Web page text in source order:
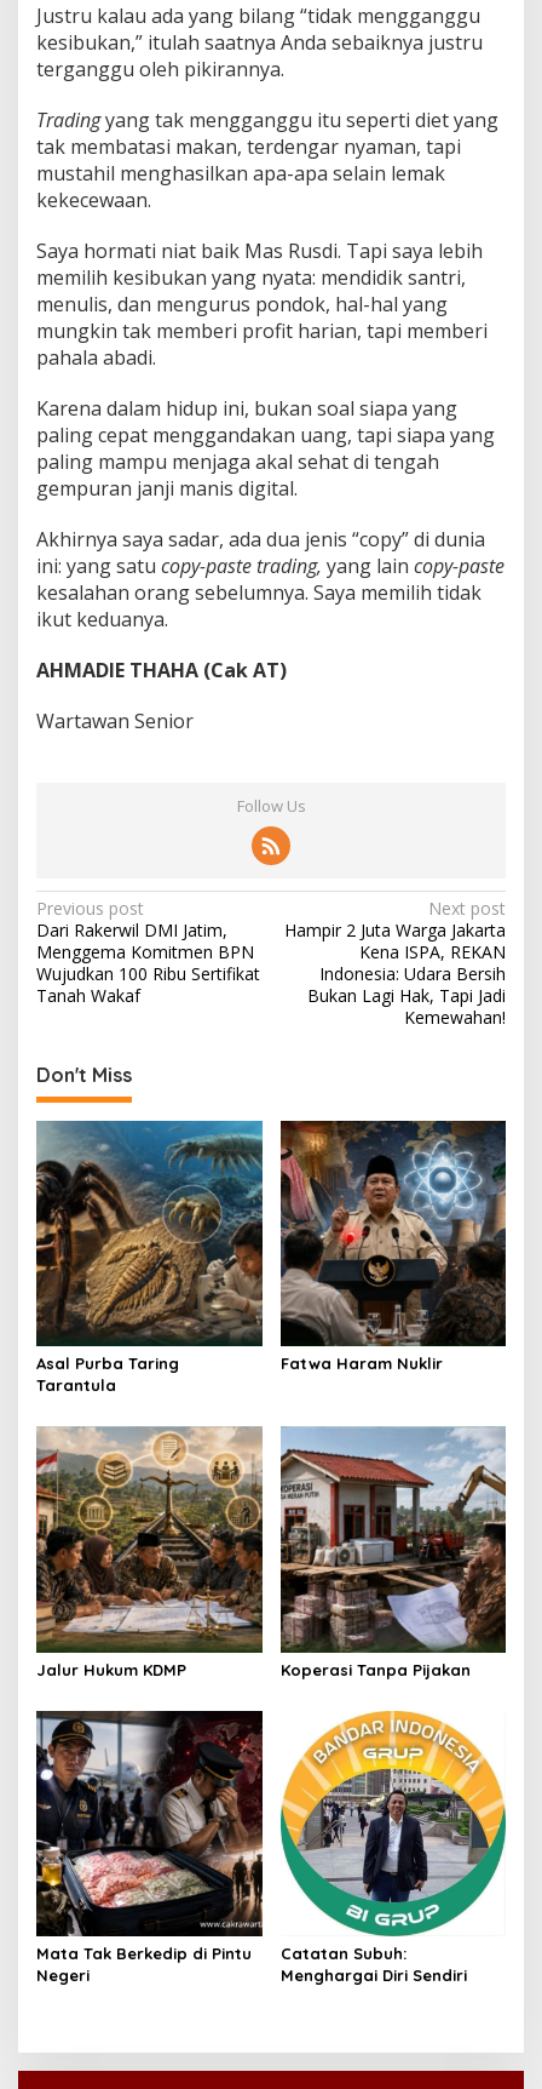
Justru kalau ada yang bilang “tidak mengganggu
kesibukan,” itulah saatnya Anda sebaiknya justru
terganggu oleh pikirannya.
Tradingyang tak mengganggu itu seperti diet yang
tak membatasi makan, terdengar nyaman, tapi
mustahil menghasilkan apa-apa selain lemak
kekecewaan.
Saya hormati niat baik Mas Rusdi. Tapi saya lebih
memilih kesibukan yang nyata: mendidik santri,
menulis, dan mengurus pondok, hal-hal yang
mungkin tak memberi profit harian, tapi memberi
pahala abadi.
Karena dalam hidup ini, bukan soal siapa yang
paling cepat menggandakan uang, tapi siapa yang
paling mampu menjaga akal sehat di tengah
gempuran janji manis digital.
Akhirnya saya sadar, ada dua jenis “copy” di dunia
ini: yang satu copy-paste trading, yang lain copy-paste
kesalahan orang sebelumnya. Saya memilih tidak
ikut keduanya.
AHMADIE THAHA (Cak AT)
Wartawan Senior
Follow Us
P
o
s
t
a
v
i
g
a
t
i
o
n
Previous post
Dari Rakerwil DMI Jatim,
Menggema Komitmen BPN
Wujudkan 100 Ribu Sertifikat
Tanah Wakaf
Next post
Hampir 2 Juta Warga Jakarta
Kena ISPA, REKAN
Indonesia: Udara Bersih
Bukan Lagi Hak, Tapi Jadi
Kemewahan!
Don't Miss
Asal Purba Taring
Tarantula
Fatwa Haram Nuklir
Jalur Hukum KDMP Koperasi Tanpa Pijakan
Mata Tak Berkedip di Pintu
Negeri
Catatan Subuh:
Menghargai Diri Sendiri